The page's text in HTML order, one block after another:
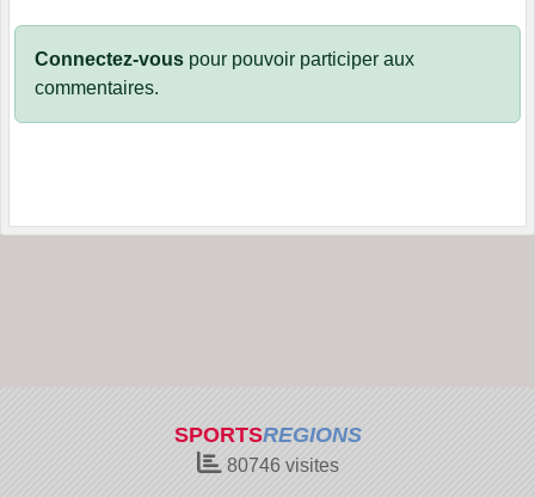
Connectez-vous pour pouvoir participer aux
commentaires.
SPORTSREGIONS
80746visites